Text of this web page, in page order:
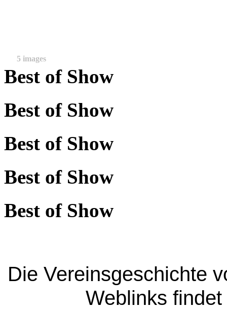
5 images
Best of Show
Best of Show
Best of Show
Best of Show
Best of Show
Die Vereinsgeschichte
Weblinks